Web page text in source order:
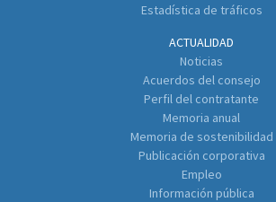
Estadística de tráficos
ACTUALIDAD
Noticias
Acuerdos del consejo
Perfil del contratante
Memoria anual
Memoria de sostenibilidad
Publicación corporativa
Empleo
Información pública